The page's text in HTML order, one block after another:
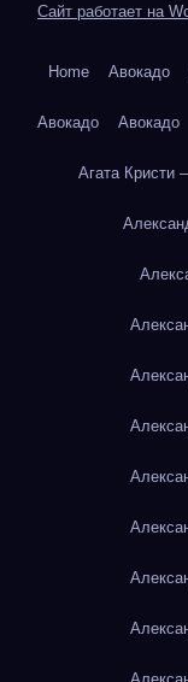
Сайт работает на
Home Авокадо
Авокадо Авокадо
Агата Кристи